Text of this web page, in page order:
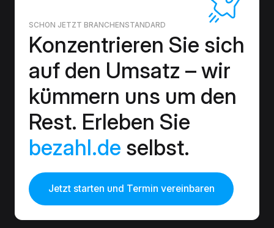
SCHON JETZT BRANCHENSTANDARD
Konzentrieren Sie sich
auf den Umsatz – wir
kümmern uns um den
Rest. Erleben Sie
bezahl.de selbst.
Jetzt starten und Termin vereinbaren